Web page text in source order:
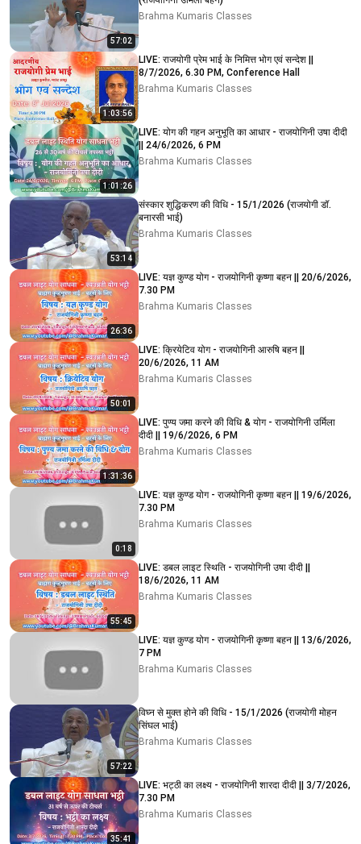
57:02
Brahma Kumaris Classes
1:03:56
LIVE: राजयोगी प्रेम भाई के निमित्त भोग एवं सन्देश ||
8/7/2026, 6.30 PM, Conference Hall
Brahma Kumaris Classes
1:01:26
LIVE: योग की गहन अनुभूति का आधार - राजयोगिनी उषा दीदी
|| 24/6/2026, 6 PM
Brahma Kumaris Classes
53:14
संस्कार शुद्धिकरण की विधि - 15/1/2026 (राजयोगी डॉ.
बनारसी भाई)
Brahma Kumaris Classes
26:36
LIVE: यज्ञ कुण्ड योग - राजयोगिनी कृष्णा बहन || 20/6/2026,
7.30 PM
Brahma Kumaris Classes
50:01
LIVE: क्रियेटिव योग - राजयोगिनी आरुषि बहन ||
20/6/2026, 11 AM
Brahma Kumaris Classes
1:31:36
LIVE: पुण्य जमा करने की विधि & योग - राजयोगिनी उर्मिला
दीदी || 19/6/2026, 6 PM
Brahma Kumaris Classes
0:18
LIVE: यज्ञ कुण्ड योग - राजयोगिनी कृष्णा बहन || 19/6/2026,
7.30 PM
Brahma Kumaris Classes
55:45
LIVE: डबल लाइट स्थिति - राजयोगिनी उषा दीदी ||
18/6/2026, 11 AM
Brahma Kumaris Classes
LIVE: यज्ञ कुण्ड योग - राजयोगिनी कृष्णा बहन || 13/6/2026,
7 PM
Brahma Kumaris Classes
57:22
विघ्न से मुक्त होने की विधि - 15/1/2026 (राजयोगी मोहन
सिंघल भाई)
Brahma Kumaris Classes
35:41
LIVE: भट्ठी का लक्ष्य - राजयोगिनी शारदा दीदी || 3/7/2026,
7.30 PM
Brahma Kumaris Classes